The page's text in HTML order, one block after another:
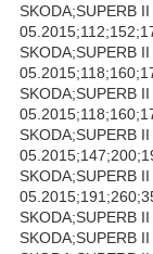
SKODA;SUPERB
SKODA;SUPERB
SKODA;SUPERB
SKODA;SUPERB
SKODA;SUPERB
SKODA;SUPERB
SKODA;SUPERB